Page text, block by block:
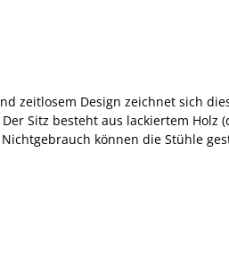
zeitlosem Design zeichnet sich
Sitz besteht aus lackiertem Holz
können die Stühle